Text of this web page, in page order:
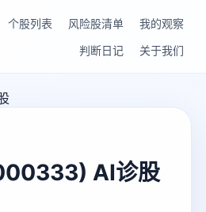
个股列表 风险股清单
我的观察
判断日记
关于我们
AI诊股